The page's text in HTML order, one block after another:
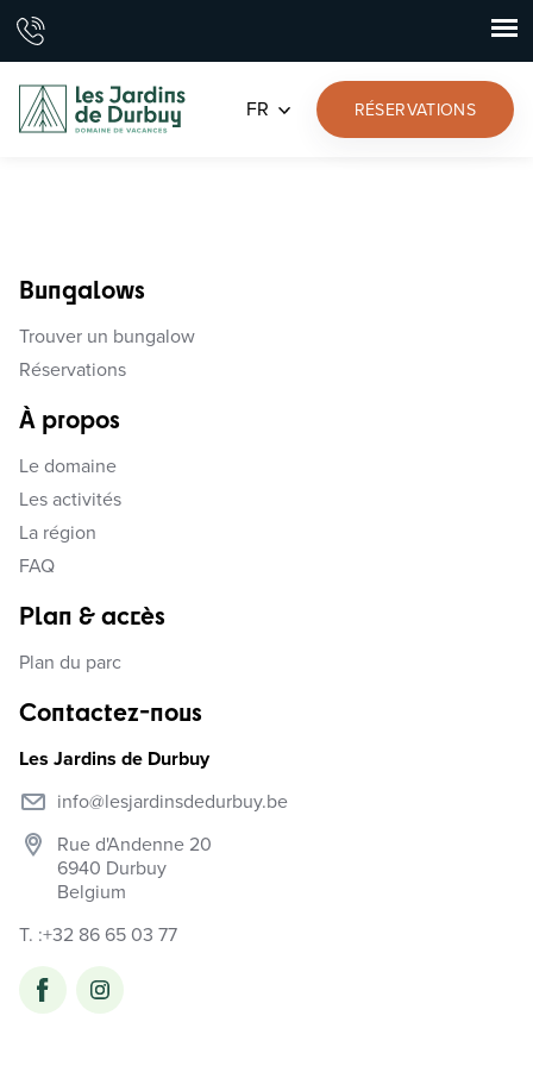
FR RÉSERVATIONS
Bungalows
Trouver un bungalow
Réservations
À propos
Le domaine
Les activités
La région
FAQ
Plan & accès
Plan du parc
Contactez-nous
Les Jardins de Durbuy
info@lesjardinsdedurbuy.be
Rue d'Andenne 20
6940 Durbuy
Belgium
T. :+32 86 65 03 77